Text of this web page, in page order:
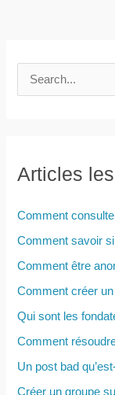
e
e
c
h
:
Articles
Comment
Comment savoir
Comment être
Comment créer
Qui sont les
Comment
Un post bad
Créer un groupe